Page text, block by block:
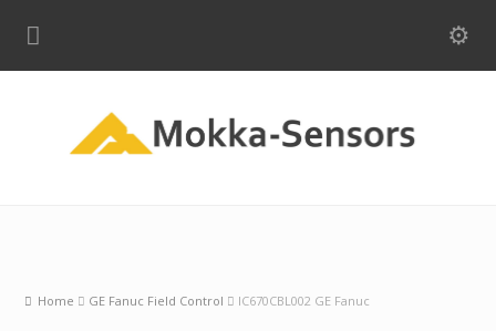
Home GE Fanuc Field Control IC670CBL002 GE Fanuc